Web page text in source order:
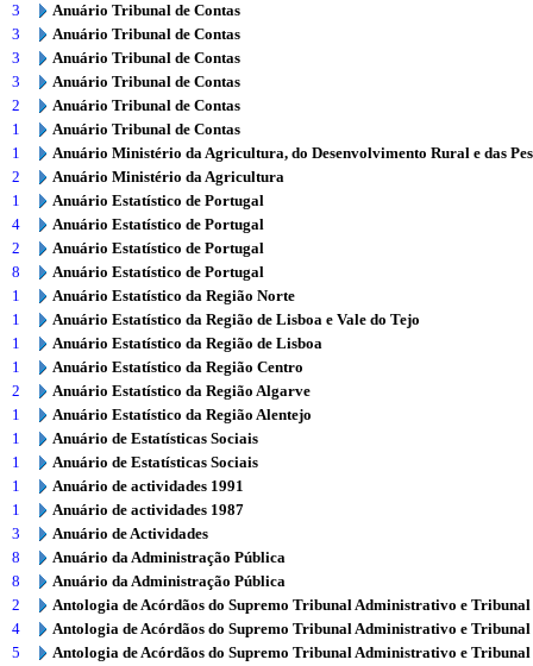
3
Anuário Tribunal de Contas
3
Anuário Tribunal de Contas
3
Anuário Tribunal de Contas
3
Anuário Tribunal de Contas
2
Anuário Tribunal de Contas
1
Anuário Tribunal de Contas
1
Anuário Ministério da Agricultura, do Desenvolvimento Rural e das
2
Anuário Ministério da Agricultura
1
Anuário Estatístico de Portugal
4
Anuário Estatístico de Portugal
2
Anuário Estatístico de Portugal
8
Anuário Estatístico de Portugal
1
Anuário Estatístico da Região Norte
1
Anuário Estatístico da Região de Lisboa e Vale do Tejo
1
Anuário Estatístico da Região de Lisboa
1
Anuário Estatístico da Região Centro
2
Anuário Estatístico da Região Algarve
1
Anuário Estatístico da Região Alentejo
1
Anuário de Estatísticas Sociais
1
Anuário de Estatísticas Sociais
1
Anuário de actividades 1991
1
Anuário de actividades 1987
3
Anuário de Actividades
8
Anuário da Administração Pública
8
Anuário da Administração Pública
2
Antologia de Acórdãos do Supremo Tribunal Administrativo e
4
Antologia de Acórdãos do Supremo Tribunal Administrativo e
5
Antologia de Acórdãos do Supremo Tribunal Administrativo e